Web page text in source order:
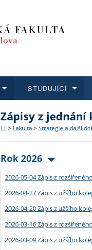
Struktura a historie
Strategie a další
Podpora a benefity pro
Absolventi fakulty
Co studovat a jak se
Učitelské studijní
Informace k průběhu
STUDUJÍCÍ
Bakalářské a magisterské
Doktorské studium
Rigorózní řízení
O vědě a výzkumu na FF
Akademické kvalifikace
Granty a projekty
Aktuální nabídky a
Vyjíždějící studenti
Přijíždějící studenti
Vyjíždějící zaměstnanci
Zápisy z jednání
FF > Fakulta > Strategie a další
Rok 2026
2026-05-04 Zápis z
2026-04-27 Zápis z užšího
2026-04-20 Zápis z užšího
2026-03-16 Zápis z
2026-03-09 Zápis z užšího